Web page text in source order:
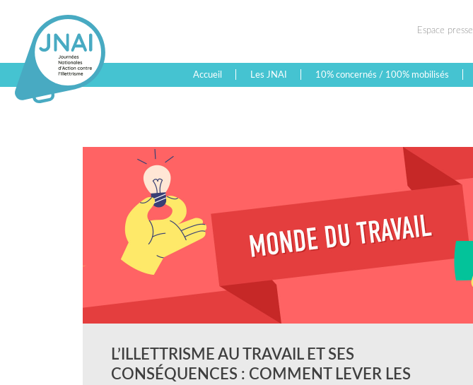
Espace presse
Accueil Les JNAI 10% concernés / 100% mobilisés
L’ILLETTRISME AU TRAVAIL ET SES
CONSÉQUENCES : COMMENT LEVER LES